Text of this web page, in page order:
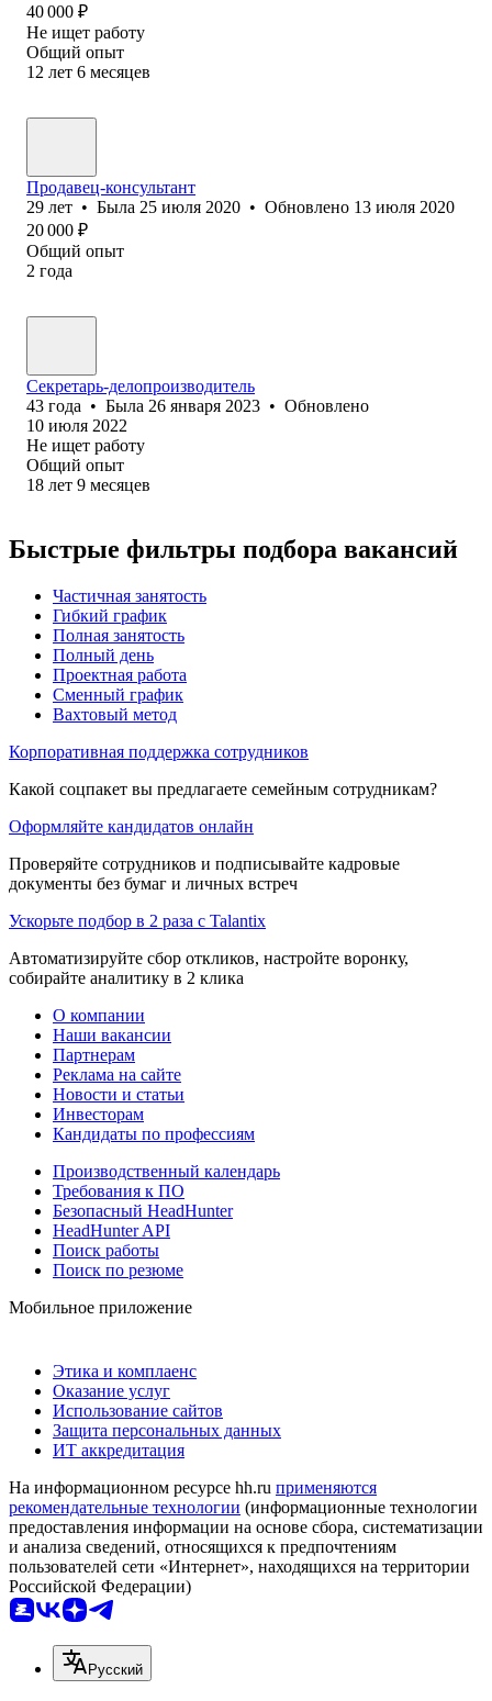
40 000 ₽
Не ищет работу
Общий опыт
12 лет 6 месяцев
Продавец-консультант
29 лет • Была 25 июля 2020 • Обновлено 13 июля 2020
20 000 ₽
Общий опыт
2 года
Секретарь-делопроизводитель
43 года • Была 26 января 2023 • Обновлено
10 июля 2022
Не ищет работу
Общий опыт
18 лет 9 месяцев
Быстрые фильтры подбора вакансий
Частичная занятость
Гибкий график
Полная занятость
Полный день
Проектная работа
Сменный график
Вахтовый метод
Корпоративная поддержка сотрудников
Какой соцпакет вы предлагаете семейным сотрудникам?
Оформляйте кандидатов онлайн
Проверяйте сотрудников и подписывайте кадровые
документы без бумаг и личных встреч
Ускорьте подбор в 2 раза с Talantix
Автоматизируйте сбор откликов, настройте воронку,
собирайте аналитику в 2 клика
О компании
Наши вакансии
Партнерам
Реклама на сайте
Новости и статьи
Инвесторам
Кандидаты по профессиям
Производственный календарь
Требования к ПО
Безопасный HeadHunter
HeadHunter API
Поиск работы
Поиск по резюме
Мобильное приложение
Этика и комплаенс
Оказание услуг
Использование сайтов
Защита персональных данных
ИТ аккредитация
На информационном ресурсе hh.ru применяются
рекомендательные технологии (информационные технологии
предоставления информации на основе сбора, систематизации
и анализа сведений, относящихся к предпочтениям
пользователей сети «Интернет», находящихся на территории
Российской Федерации)
Русский